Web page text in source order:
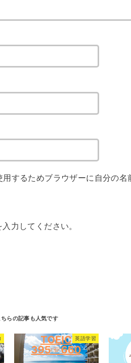
するためブラウザーに自分の名
力してください。
英語学習